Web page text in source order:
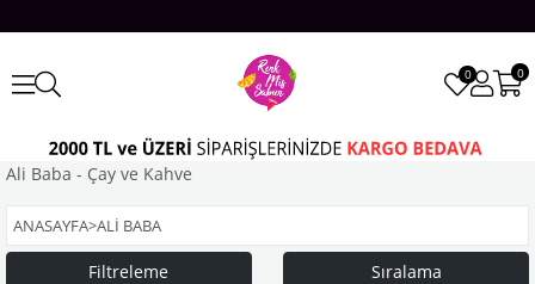
0
0
Ali Baba - Çay ve Kahve
ANASAYFA>ALİ BABA
Filtreleme Sıralama